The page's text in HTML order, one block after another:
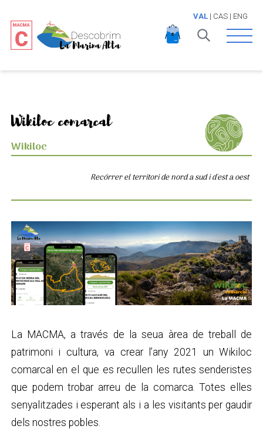
VAL| CAS| ENG
Open
Wikiloc comarcal
Wikiloc
Recórrer el territori de nord a sud i d'est a oest
La MACMA, a través de la seua àrea de treball de
patrimoni i cultura, va crear l’any 2021 un Wikiloc
comarcal en el que es recullen les rutes senderistes
que podem trobar arreu de la comarca. Totes elles
senyalitzades i esperant als i a les visitants per gaudir
dels nostres pobles.